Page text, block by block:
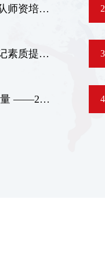
2026年湖北省少先队鼓号队师资培训班举办
2026年全省基层团组织书记素质提升班开展“读书赋能·青春启航”主题读书会活动
牢记初心使命 凝聚青春力量 ——2026年湖北省基层团组织书记素质提升班学员临时党支部开展党员集体过“政治生日”活动
2
3
4